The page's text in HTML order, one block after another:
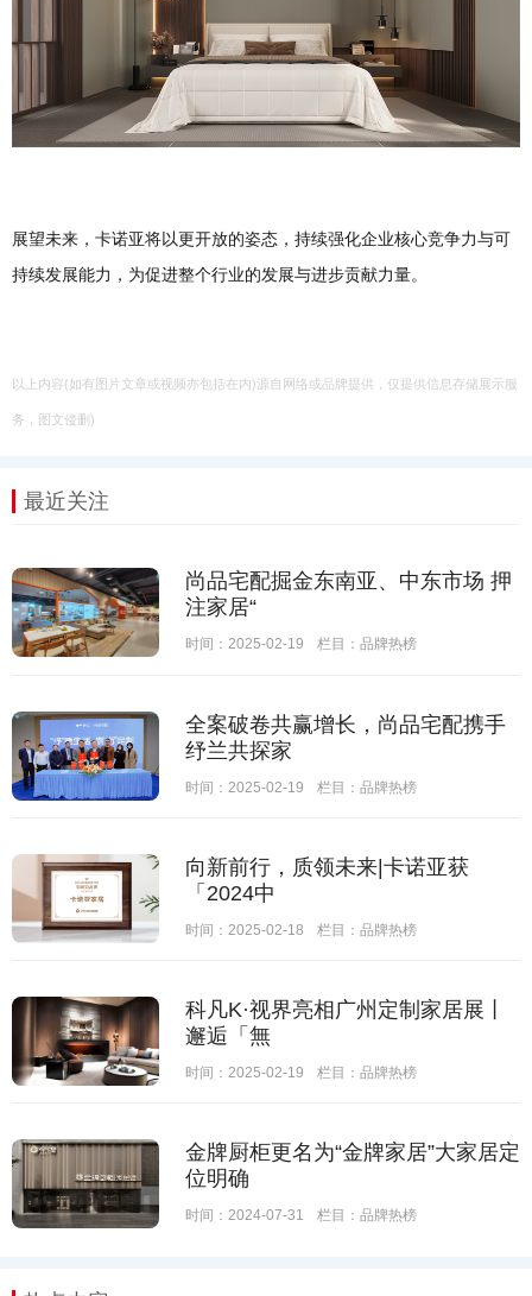
展望未来，卡诺亚将以更开放的姿态，持续强化企业核心竞争力与可
持续发展能力，为促进整个行业的发展与进步贡献力量。
以上内容(如有图片文章或视频亦包括在内)源自网络或品牌提供，仅提供信息存储展示服
务，图文侵删)
最近关注
尚品宅配掘金东南亚、中东市场 押
注家居“
时间：2025-02-19 栏目： 品牌热榜
全案破卷共赢增长，尚品宅配携手
纾兰共探家
时间：2025-02-19 栏目： 品牌热榜
向新前行，质领未来|卡诺亚获
「2024中
时间：2025-02-18 栏目： 品牌热榜
科凡K·视界亮相广州定制家居展丨
邂逅「無
时间：2025-02-19 栏目： 品牌热榜
金牌厨柜更名为“金牌家居”大家居定
位明确
时间：2024-07-31 栏目： 品牌热榜